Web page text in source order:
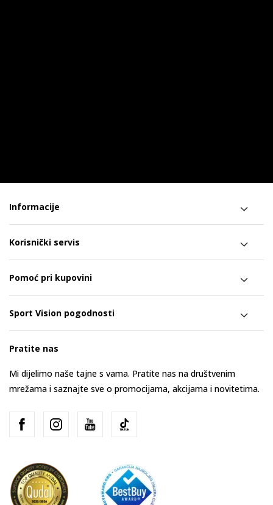
Informacije
Korisnički servis
Pomoć pri kupovini
Sport Vision pogodnosti
Pratite nas
Mi dijelimo naše tajne s vama. Pratite nas na društvenim
mrežama i saznajte sve o promocijama, akcijama i novitetima.